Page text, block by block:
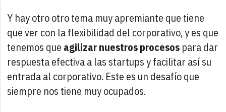
Y hay otro otro tema muy apremiante que tiene
que ver con la flexibilidad del corporativo, y es que
tenemos que agilizar nuestros procesos para dar
respuesta efectiva a las startups y facilitar así su
entrada al corporativo. Este es un desafío que
siempre nos tiene muy ocupados.